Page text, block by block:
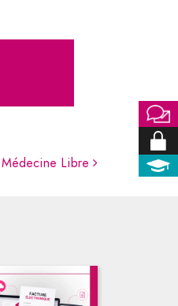
Médecine Libre